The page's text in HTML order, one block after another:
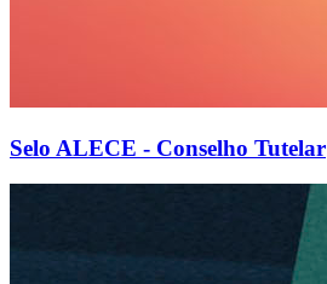
Selo ALECE - Conselho Tutelar